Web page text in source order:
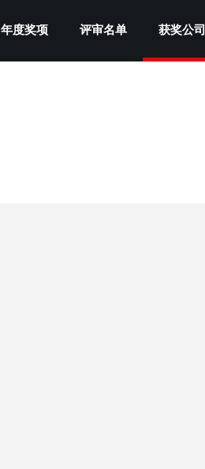
年度奖项 评审名单 获奖公司